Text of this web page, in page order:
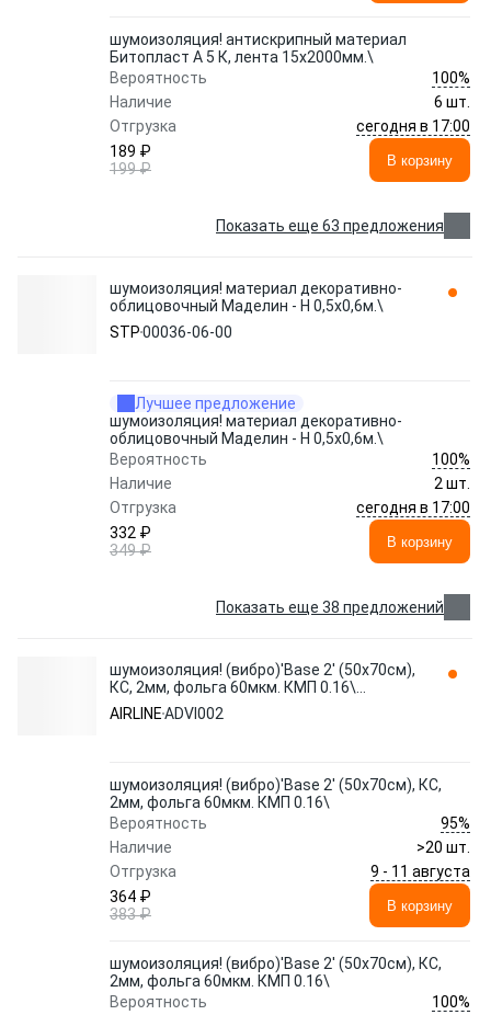
шумоизоляция! антискрипный материал
Битопласт А 5 К, лента 15х2000мм.\
Вероятность
100%
Наличие
6 шт.
Отгрузка
сегодня в 17:00
189 ₽
199 ₽
В корзину
Показать еще 63 предложения
шумоизоляция! материал декоративно-
облицовочный Маделин - Н 0,5х0,6м.\
STP00036-06-00
Лучшее предложение
шумоизоляция! материал декоративно-
облицовочный Маделин - Н 0,5х0,6м.\
Вероятность
100%
Наличие
2 шт.
Отгрузка
сегодня в 17:00
332 ₽
349 ₽
В корзину
Показать еще 38 предложений
шумоизоляция! (вибро)'Base 2' (50x70см),
КС, 2мм, фольга 60мкм. КМП 0.16\
ADVI002 AIRLINE
AIRLINEADVI002
шумоизоляция! (вибро)'Base 2' (50x70см), КС,
2мм, фольга 60мкм. КМП 0.16\
Вероятность
95%
Наличие
>20 шт.
Отгрузка
9 - 11 августа
364 ₽
383 ₽
В корзину
шумоизоляция! (вибро)'Base 2' (50x70см), КС,
2мм, фольга 60мкм. КМП 0.16\
Вероятность
100%